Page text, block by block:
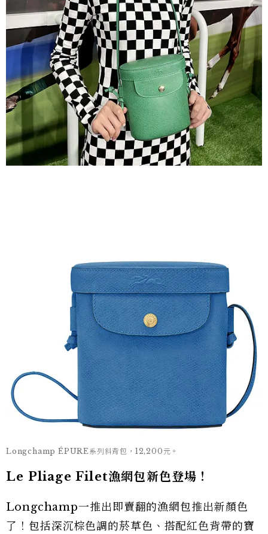
Longchamp ÉPURE系列斜背包，12,200元。
Le Pliage Filet漁網包新色登場！
Longchamp一推出即賣翻的漁網包推出新顏色
了！包括深沉棕色調的菸草色、搭配紅色背帶的寶